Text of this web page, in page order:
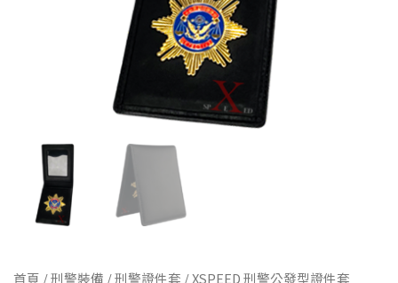
首頁 /刑警裝備 /刑警證件套 / XSPEED 刑警公發型證件套